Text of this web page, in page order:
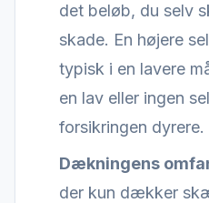
det beløb, du selv
skade. En højere
typisk i en lavere
en lav eller ingen
forsikringen dyrere.
Dækningens
der kun dækker